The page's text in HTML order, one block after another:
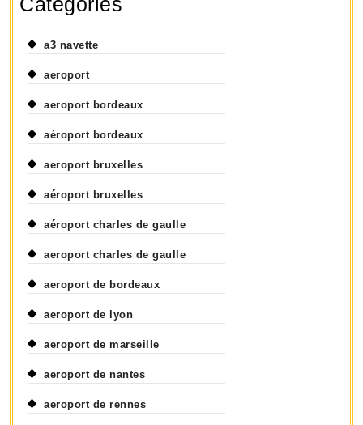
a3 navette
aeroport
aeroport bordeaux
aéroport bordeaux
aeroport bruxelles
aéroport bruxelles
aéroport charles de gaulle
aeroport charles de gaulle
aeroport de bordeaux
aeroport de lyon
aeroport de marseille
aeroport de nantes
aeroport de rennes